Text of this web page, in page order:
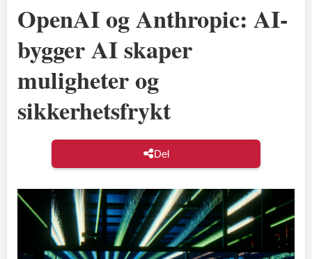
OpenAI og Anthropic: AI-
bygger AI skaper
muligheter og
sikkerhetsfrykt
Del